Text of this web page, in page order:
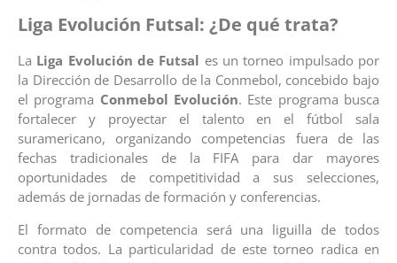
Liga Evolución Futsal: ¿De qué trata?
La Liga Evolución de Futsal es un torneo impulsado por
la Dirección de Desarrollo de la Conmebol, concebido bajo
el programa Conmebol Evolución. Este programa busca
fortalecer y proyectar el talento en el fútbol sala
suramericano, organizando competencias fuera de las
fechas tradicionales de la FIFA para dar mayores
oportunidades de competitividad a sus selecciones,
además de jornadas de formación y conferencias.
El formato de competencia será una liguilla de todos
contra todos. La particularidad de este torneo radica en